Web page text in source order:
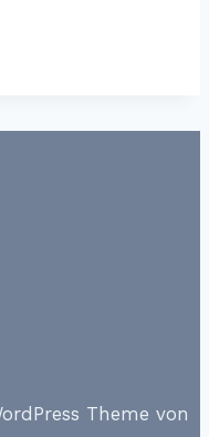
Theme von